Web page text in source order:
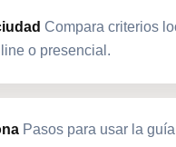
Compara criterios
o presencial.
Pasos para usar la